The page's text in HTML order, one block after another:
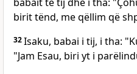
birit tënd, me qëllim që
32Isaku, babai i tij, i tha:
"Jam Esau, biri yt i